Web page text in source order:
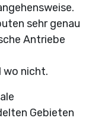
sehr genau
Antriebe
wo nicht.
Gebieten